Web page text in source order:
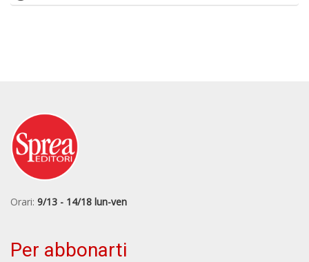
Orari: 9/13 - 14/18 lun-ven
Per abbonarti